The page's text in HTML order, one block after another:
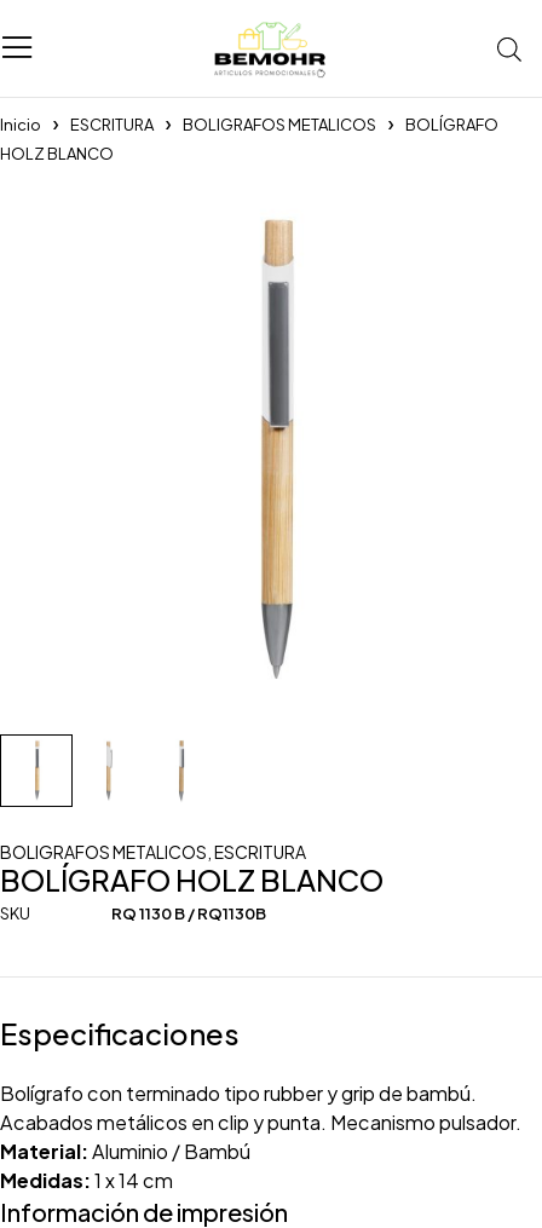
Inicio ESCRITURA BOLIGRAFOS METALICOS
BOLÍGRAFO
HOLZ BLANCO
BOLIGRAFOS METALICOS ESCRITURA
BOLÍGRAFO HOLZ BLANCO
SKU RQ 1130 B / RQ1130B
Especificaciones
Bolígrafo con terminado tipo rubber y grip de bambú.
Acabados metálicos en clip y punta. Mecanismo pulsador.
Material:Aluminio / Bambú
Medidas:1 x 14 cm
Información de impresión